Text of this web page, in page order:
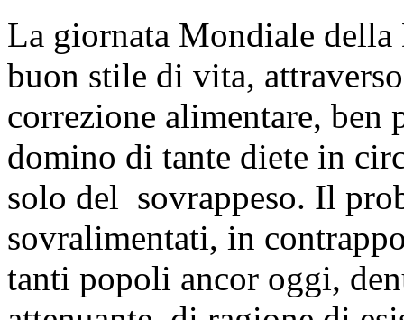
La giornata Mondiale
buon stile di vita,
correzione alimentare, ben
domino di tante diete in
solo del sovrappeso. Il
sovralimentati, in
tanti popoli ancor oggi,